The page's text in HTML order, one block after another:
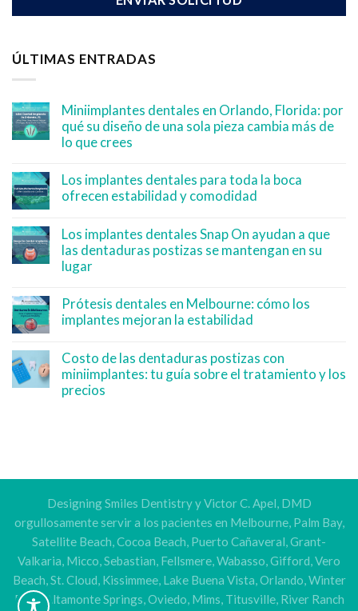
ÚLTIMAS ENTRADAS
Miniimplantes dentales en Orlando, Florida: por
qué su diseño de una sola pieza cambia más de
lo que crees
Los implantes dentales para toda la boca
ofrecen estabilidad y comodidad
Los implantes dentales Snap On ayudan a que
las dentaduras postizas se mantengan en su
lugar
Prótesis dentales en Melbourne: cómo los
implantes mejoran la estabilidad
Costo de las dentaduras postizas con
miniimplantes: tu guía sobre el tratamiento y los
precios
Designing Smiles Dentistry y Victor C. Apel, DMD
orgullosamente servir a los pacientes en Melbourne, Palm Bay,
Satellite Beach, Cocoa Beach, Puerto Cañaveral, Grant-
Valkaria, Micco, Sebastian, Fellsmere, Wabasso, Gifford, Vero
Beach, St. Cloud, Kissimmee, Lake Buena Vista, Orlando, Winter
Park, Altamonte Springs, Oviedo, Mims, Titusville, River Ranch